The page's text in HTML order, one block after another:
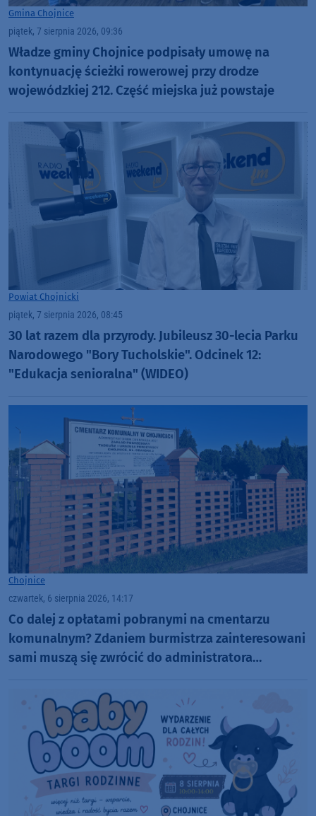
Gmina Chojnice
piątek, 7 sierpnia 2026, 09:36
Władze gminy Chojnice podpisały umowę na
kontynuację ścieżki rowerowej przy drodze
wojewódzkiej 212. Część miejska już powstaje
Powiat Chojnicki
piątek, 7 sierpnia 2026, 08:45
30 lat razem dla przyrody. Jubileusz 30-lecia Parku
Narodowego "Bory Tucholskie". Odcinek 12:
"Edukacja senioralna" (WIDEO)
Chojnice
czwartek, 6 sierpnia 2026, 14:17
Co dalej z opłatami pobranymi na cmentarzu
komunalnym? Zdaniem burmistrza zainteresowani
sami muszą się zwrócić do administratora